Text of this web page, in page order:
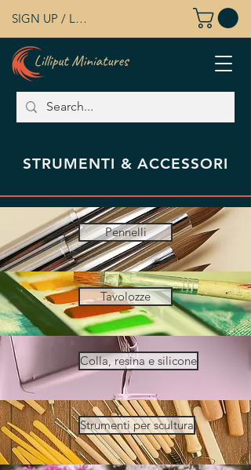
SIGN UP / LOG IN
STRUMENTI & ACCESSORI
Pennelli
Tavolozze
Colla, resina e silicone
Strumenti per scultura